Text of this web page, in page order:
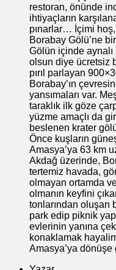
restoran, önünde
ihtiyaçların
pınarlar… İçimi
Borabay Gölü’ne
Gölün içinde aynalı
olsun diye ücretsiz
pırıl parlayan
Borabay’ın
yansımaları var.
taraklık ilk göze
yüzme amaçlı da
beslenen krater
Önce kuşların
Amasya’ya 63 km
Akdağ üzerinde,
tertemiz havada,
olmayan ortamda
olmanın keyfini
tonlarından oluşan
park edip piknik
evlerinin yanına
konaklamak
Amasya’ya